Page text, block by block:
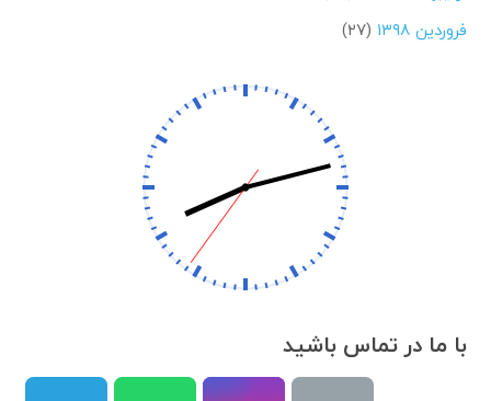
فروردین ۱۳۹۸
(۲۷)
با ما در تماس باشید